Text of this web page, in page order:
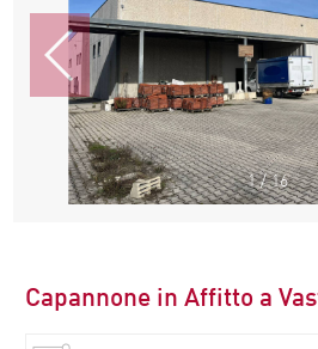
1/16
Capannone in Affitto a